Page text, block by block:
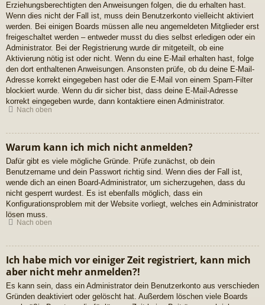
Erziehungsberechtigten den Anweisungen folgen, die du erhalten hast.
Wenn dies nicht der Fall ist, muss dein Benutzerkonto vielleicht aktiviert
werden. Bei einigen Boards müssen alle neu angemeldeten Mitglieder erst
freigeschaltet werden – entweder musst du dies selbst erledigen oder ein
Administrator. Bei der Registrierung wurde dir mitgeteilt, ob eine
Aktivierung nötig ist oder nicht. Wenn du eine E-Mail erhalten hast, folge
den dort enthaltenen Anweisungen. Ansonsten prüfe, ob du deine E-Mail-
Adresse korrekt eingegeben hast oder die E-Mail von einem Spam-Filter
blockiert wurde. Wenn du dir sicher bist, dass deine E-Mail-Adresse
korrekt eingegeben wurde, dann kontaktiere einen Administrator.
Nach oben
Warum kann ich mich nicht anmelden?
Dafür gibt es viele mögliche Gründe. Prüfe zunächst, ob dein
Benutzername und dein Passwort richtig sind. Wenn dies der Fall ist,
wende dich an einen Board-Administrator, um sicherzugehen, dass du
nicht gesperrt wurdest. Es ist ebenfalls möglich, dass ein
Konfigurationsproblem mit der Website vorliegt, welches ein Administrator
lösen muss.
Nach oben
Ich habe mich vor einiger Zeit registriert, kann mich
aber nicht mehr anmelden?!
Es kann sein, dass ein Administrator dein Benutzerkonto aus verschieden
Gründen deaktiviert oder gelöscht hat. Außerdem löschen viele Boards